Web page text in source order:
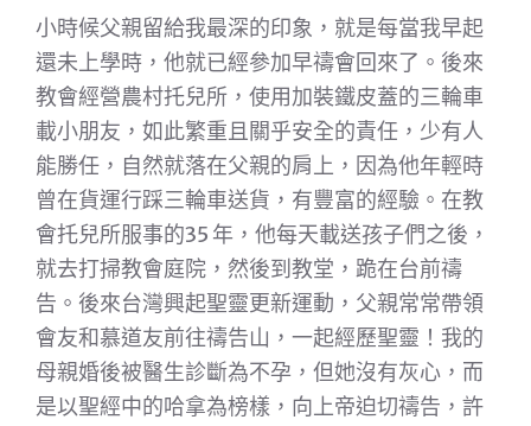
小時候父親留給我最深的印象，就是每當我早起
還未上學時，他就已經參加早禱會回來了。後來
教會經營農村托兒所，使用加裝鐵皮蓋的三輪車
載小朋友，如此繁重且關乎安全的責任，少有人
能勝任，自然就落在父親的肩上，因為他年輕時
曾在貨運行踩三輪車送貨，有豐富的經驗。在教
會托兒所服事的35 年，他每天載送孩子們之後，
就去打掃教會庭院，然後到教堂，跪在台前禱
告。後來台灣興起聖靈更新運動，父親常常帶領
會友和慕道友前往禱告山，一起經歷聖靈！我的
母親婚後被醫生診斷為不孕，但她沒有灰心，而
是以聖經中的哈拿為榜樣，向上帝迫切禱告，許